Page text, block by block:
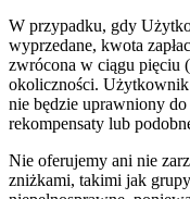
W przypadku, gdy
wyprzedane, kwota
zwrócona w ciągu pięciu
okoliczności.
nie będzie uprawniony
rekompensaty lub
Nie oferujemy ani nie
zniżkami, takimi jak